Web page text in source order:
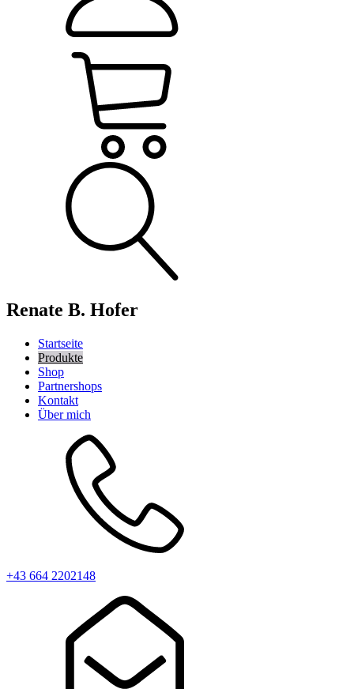
Renate B. Hofer
Startseite
Produkte
Shop
Partnershops
Kontakt
Über mich
+43 664 2202148